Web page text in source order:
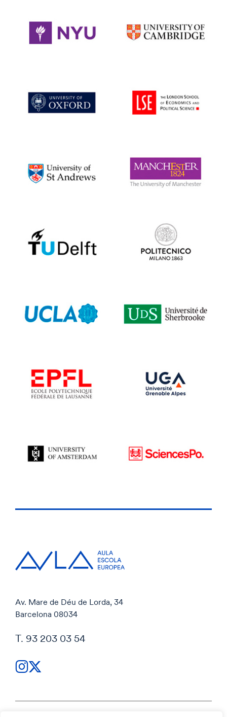
Av. Mare de Déu de Lorda, 34
Barcelona 08034
T. 93 203 03 54